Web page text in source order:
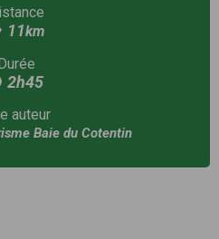
11km
Durée
2h45
auteur
Baie du Cotentin